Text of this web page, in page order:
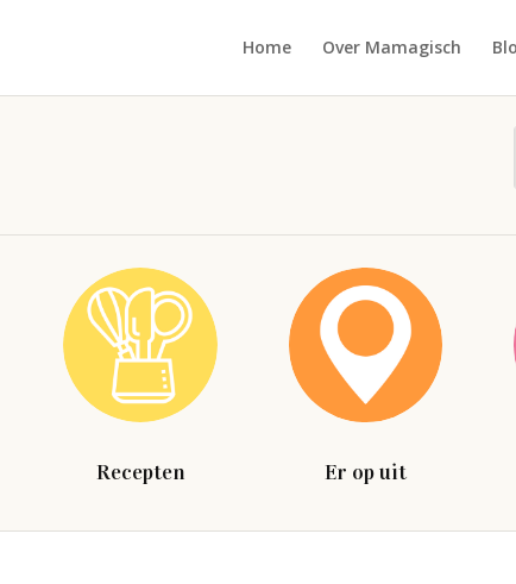
Home Over Mamagisch
Recepten Er op uit